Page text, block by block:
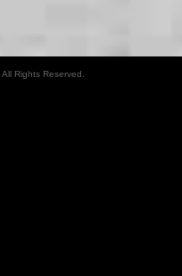
Rights Reserved.